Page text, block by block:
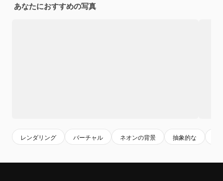
あなたにおすすめの写真
レンダリング バーチャル ネオンの背景 抽象的な